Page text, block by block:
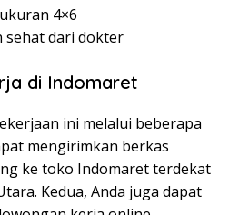
4×6
sehat dari dokter
di Indomaret
ini melalui beberapa
mengirimkan berkas
ke toko Indomaret terdekat
Kedua, Anda juga dapat